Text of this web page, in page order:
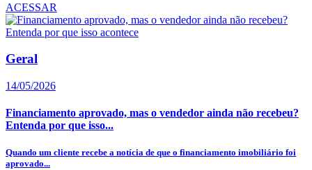
ACESSAR
Geral
14/05/2026
Financiamento aprovado, mas o vendedor ainda não recebeu?
Entenda por que isso...
Quando um cliente recebe a notícia de que o financiamento imobiliário foi
aprovado...